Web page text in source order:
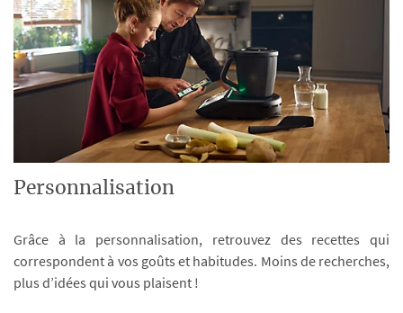
Personnalisation
Grâce à la personnalisation, retrouvez des recettes qui
correspondent à vos goûts et habitudes. Moins de recherches,
plus d’idées qui vous plaisent !